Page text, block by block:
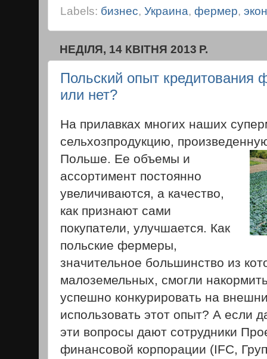
Labels: бизнес, Украина, фермер,
НЕДІЛЯ, 14 КВІТНЯ 2013 Р.
Польский опыт кредитования
или нет?
На прилавках многих наших
сельхозпродукцию,
Польше. Ее объемы и
ассортимент постоянно
увеличиваются, а качество,
как признают сами
покупатели, улучшается. Как
польские фермеры,
значительное большинство из
малоземельных, смогли
успешно конкурировать на
использовать этот опыт? А если
эти вопросы дают сотрудники
финансовой корпорации (IFC,